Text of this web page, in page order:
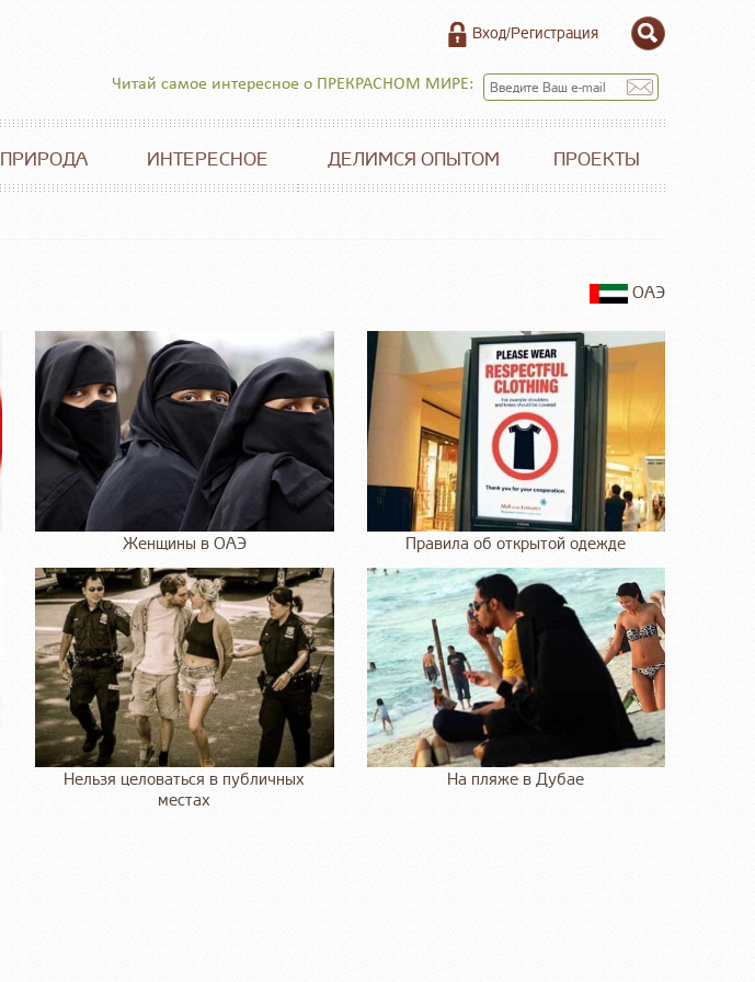
Вход/Регистрация
Читай самое интересное о ПРЕКРАСНОМ МИРЕ:
ПРИРОДА ИНТЕРЕСНОЕ ДЕЛИМСЯ ОПЫТОМ ПРОЕКТЫ
ОАЭ
Женщины в ОАЭ Правила об открытой одежде
Нельзя целоваться в публичных
местах
На пляже в Дубае